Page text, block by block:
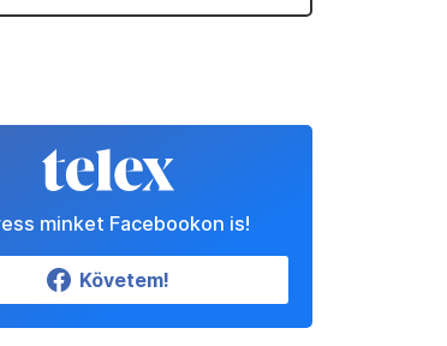
minket Facebookon is!
Követem!